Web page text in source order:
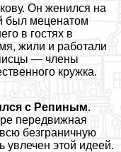
Он женился на
был меценатом
в гостях в
жили и работали
— члeны
кружка.
с Репиным.
передвижная
безграничную
увлечен этой идеей.